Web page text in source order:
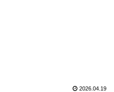
2026.04.19